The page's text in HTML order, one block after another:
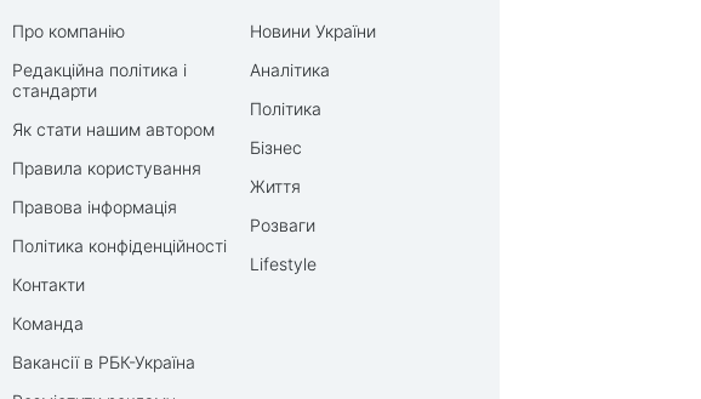
Про компанію
Редакційна політика і
стандарти
Як стати нашим автором
Правила користування
Правова інформація
Політика конфіденційності
Контакти
Команда
Вакансії в РБК-Україна
Новини України
Аналітика
Політика
Бізнес
Життя
Розваги
Lifestyle